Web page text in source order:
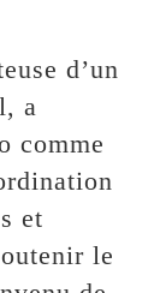
d’un
a
comme
et
le